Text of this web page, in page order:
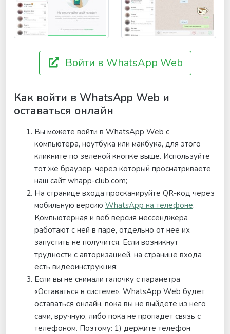
Войти в WhatsApp Web
Как войти в WhatsApp Web и
оставаться онлайн
Вы можете войти в WhatsApp Web с
компьютера, ноутбука или макбука, для этого
кликните по зеленой кнопке выше. Используйте
тот же браузер, через который просматриваете
наш сайт whapp-club.com;
На странице входа просканируйте QR-код через
мобильную версию WhatsApp на телефоне.
Компьютерная и веб версия мессенджера
работают с ней в паре, отдельно от нее их
запустить не получится. Если возникнут
трудности с авторизацией, на странице входа
есть видеоинструкция;
Если вы не снимали галочку с параметра
«Оставаться в системе», WhatsApp Web будет
оставаться онлайн, пока вы не выйдете из него
сами, вручную, либо пока не пропадет связь с
телефоном. Поэтому: 1) держите телефон